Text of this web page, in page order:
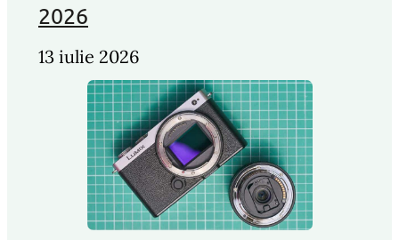
2026
13 iulie 2026